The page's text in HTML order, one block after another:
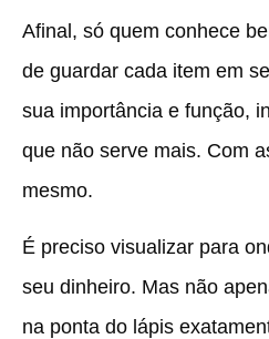
Afinal, só quem conhece
de guardar cada item em
sua importância e função,
que não serve mais. Com
mesmo.
É preciso visualizar para
seu dinheiro. Mas não
na ponta do lápis